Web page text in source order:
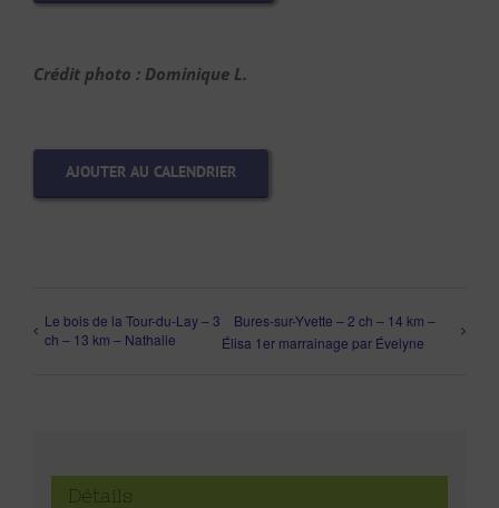
Crédit photo : Dominique L.
AJOUTER AU CALENDRIER
Le bois de la Tour-du-Lay – 3
ch – 13 km – Nathalie
Bures-sur-Yvette – 2 ch – 14 km –
Élisa 1er marrainage par Évelyne
Détails